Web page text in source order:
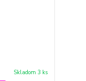
Skladom 3 ks